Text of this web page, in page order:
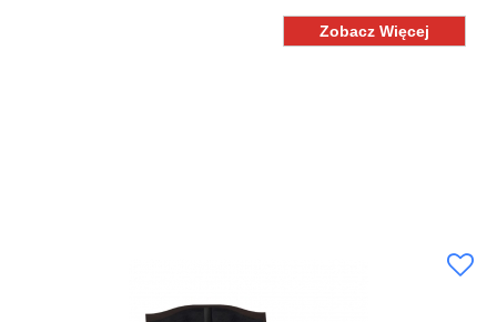
Zobacz Więcej